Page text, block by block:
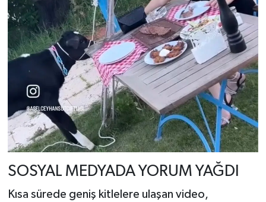
SOSYAL MEDYADA YORUM YAĞDI
Kısa sürede geniş kitlelere ulaşan video,